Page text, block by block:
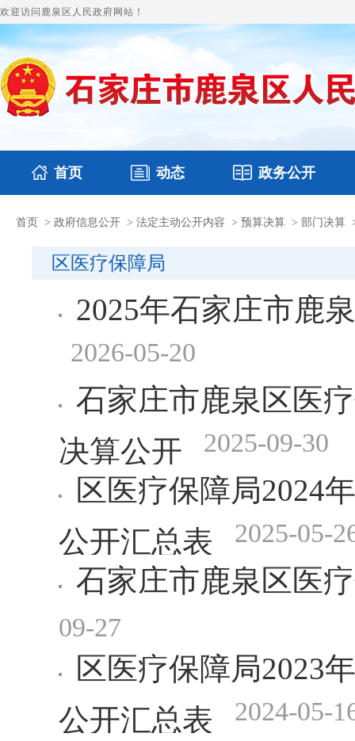
欢迎访问鹿泉区人民政府网站！
首页 动态
国务要闻 鹿泉要闻 图片新闻
政务公开
本区文件 财政预决算
首页 > 政府信息公开 > 法定主动公开内容 > 预算决算 > 部门决算
区医疗保障局
2025年石家庄市鹿
2026-05-20
石家庄市鹿泉区医
决算公开 2025-09-30
区医疗保障局2024
公开汇总表 2025-05-
石家庄市鹿泉区医
09-27
区医疗保障局2023
公开汇总表 2024-05-